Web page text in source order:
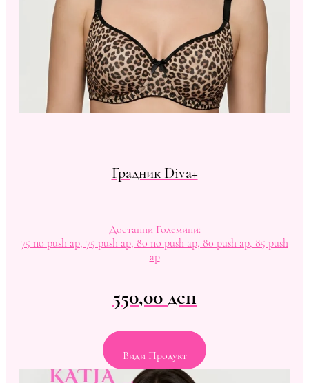
Градник Diva+
Достапни Големини:
75 no push ap, 75 push ap, 80 no push ap, 80 push ap, 85 push
ap
550,00ден
Види Продукт